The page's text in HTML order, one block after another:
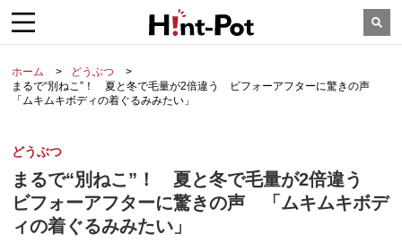
ホーム
どうぶつ
まるで“別ねこ”！ 夏と冬で毛量が2倍違う ビフォーアフターに驚きの声
「ムキムキボディの着ぐるみみたい」
どうぶつ
まるで“別ねこ”！ 夏と冬で毛量が2倍違う
ビフォーアフターに驚きの声 「ムキムキボデ
ィの着ぐるみみたい」